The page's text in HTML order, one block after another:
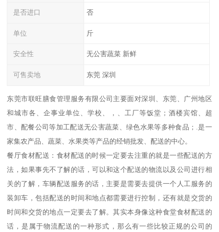
是否进口 否
单位 斤
安全性 无公害蔬菜 新鲜
可售卖地 东莞 深圳
东莞市联旺膳食管理服务有限公司主要面对深圳、东莞、广州地区
和城市各、企事业单位、学校、，、工厂等饭堂；酒楼宾馆、超
市、配餐公司等加工配送无公害蔬菜、绿色水果等多种食品；.是一
家集农产品、蔬菜、水果类等产品的经销批发、配送的中心。
餐厅食材配送：食材配送的时候一定要去注重的就是一些配送的方
法，如果事先不了解的话，可以和这个配送的物流以及公司进行相
关的了解，车辆配送服务的话，主要是需要去提供一个人工服务的
装卸车，包括配送的时间和地点都需要进行控制，还有就是交货的
时间和交货的地点一定要去了解。其实本身像这种食堂食材配送的
话，是属于物流配送的一种形式，那么有一些比较正规的公司的